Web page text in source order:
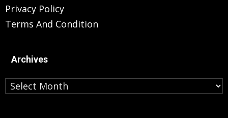
Privacy Policy
Terms And Condition
Archives
Archives